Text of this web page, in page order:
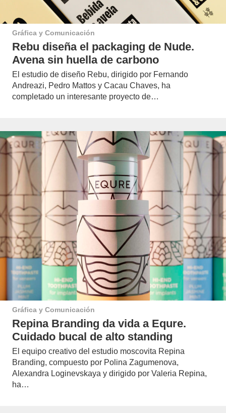
Gráfica y Comunicación
Rebu diseña el packaging de Nude.
Avena sin huella de carbono
El estudio de diseño Rebu, dirigido por Fernando
Andreazi, Pedro Mattos y Cacau Chaves, ha
completado un interesante proyecto de…
Gráfica y Comunicación
Repina Branding da vida a Equre.
Cuidado bucal de alto standing
El equipo creativo del estudio moscovita Repina
Branding, compuesto por Polina Zagumenova,
Alexandra Loginevskaya y dirigido por Valeria Repina,
ha…